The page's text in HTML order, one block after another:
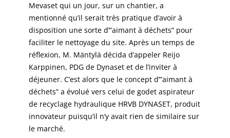
Mevaset qui un jour, sur un chantier, a
mentionné qu’il serait très pratique d’avoir à
disposition une sorte d’”aimant à déchets” pour
faciliter le nettoyage du site. Après un temps de
réflexion, M. Mäntylä décida d’appeler Reijo
Karppinen, PDG de Dynaset et de l’inviter à
déjeuner. C’est alors que le concept d’”aimant à
déchets” a évolué vers celui de godet aspirateur
de recyclage hydraulique HRVB DYNASET, produit
innovateur puisqu’il n’y avait rien de similaire sur
le marché.